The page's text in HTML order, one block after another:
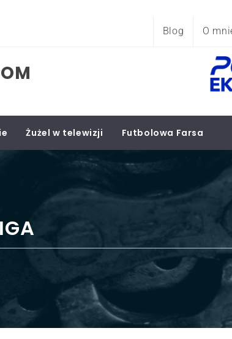
Blog O
Żużel w telewizji Futbolowa Farsa